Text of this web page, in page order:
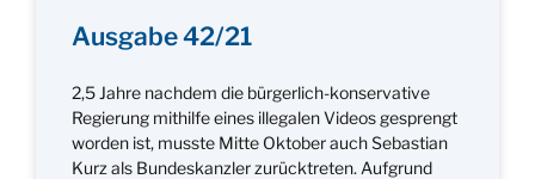
Ausgabe 42/21
2,5 Jahre nachdem die bürgerlich-konservative
Regierung mithilfe eines illegalen Videos gesprengt
worden ist, musste Mitte Oktober auch Sebastian
Kurz als Bundeskanzler zurücktreten. Aufgrund